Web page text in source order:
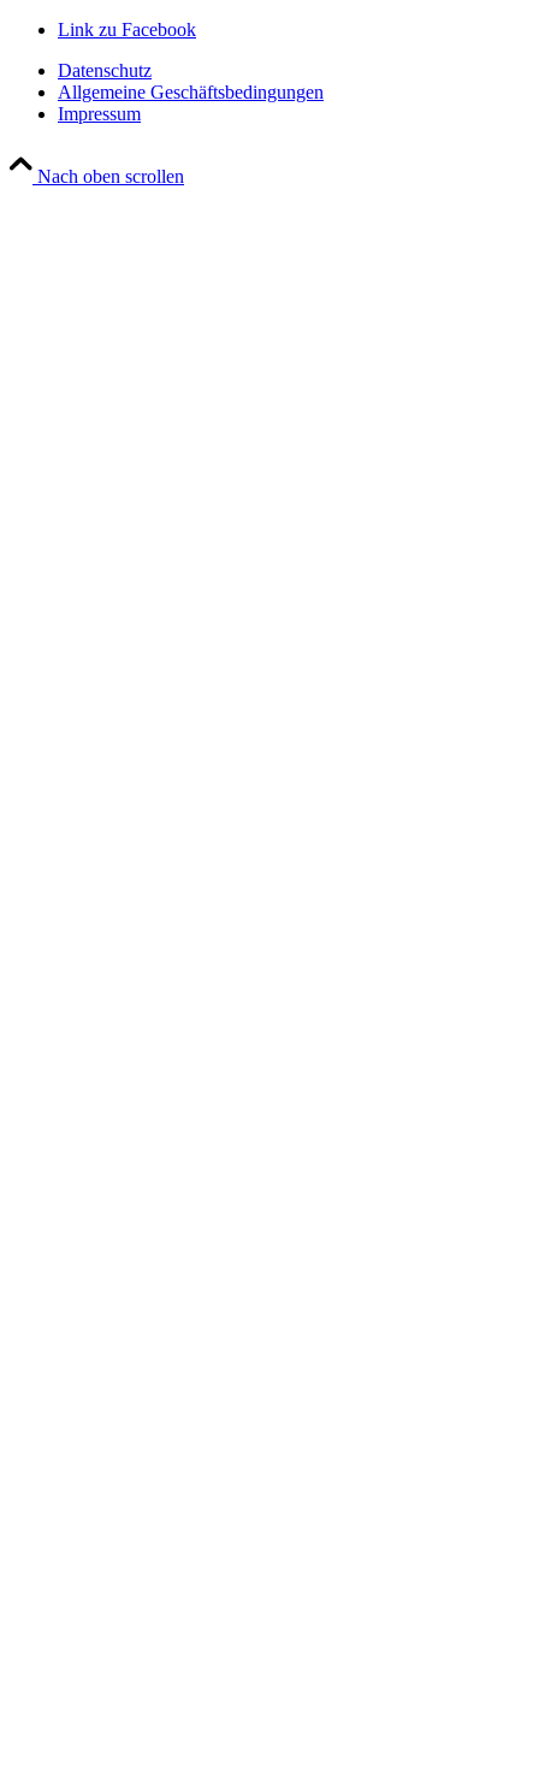
Link zu Facebook
Datenschutz
Allgemeine Geschäftsbedingungen
Impressum
Nach oben scrollen